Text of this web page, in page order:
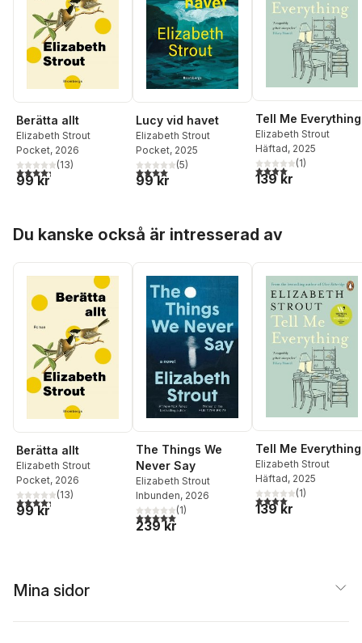
Berätta allt
Elizabeth Strout
Pocket, 2026
4,3utav 5 stjärnor. Totalt antal röster:
(13)
99 kr
Lucy vid havet
Elizabeth Strout
Pocket, 2025
4,0utav 5 stjärnor. Totalt antal röster:
(5)
99 kr
Tell Me Everything
Elizabeth Strout
Häftad, 2025
4,0utav 5 stjärnor.
(1)
139 kr
Du kanske också är intresserad av
Berätta allt
Elizabeth Strout
Pocket, 2026
4,3utav 5 stjärnor. Totalt antal röster:
(13)
99 kr
The Things We
Never Say
Elizabeth Strout
Inbunden, 2026
5,0utav 5 stjärnor. Totalt antal röster:
(1)
239 kr
Tell Me Everything
Elizabeth Strout
Häftad, 2025
4,0utav 5 stjärnor.
(1)
139 kr
Mina sidor